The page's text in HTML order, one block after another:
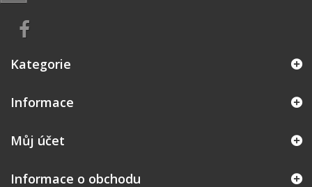
Kategorie
Informace
Můj účet
Informace o obchodu